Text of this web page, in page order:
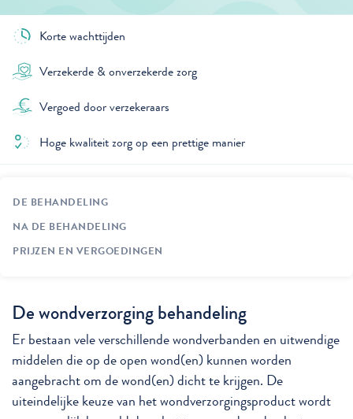
Korte wachttijden
Verzekerde & onverzekerde zorg
Vergoed door verzekeraars
Hoge kwaliteit zorg op een prettige manier
DE BEHANDELING
NA DE BEHANDELING
PRIJZEN EN VERGOEDINGEN
De wondverzorging behandeling
Er bestaan vele verschillende wondverbanden en uitwendige
middelen die op de open wond(en) kunnen worden
aangebracht om de wond(en) dicht te krijgen. De
uiteindelijke keuze van het wondverzorgingsproduct wordt